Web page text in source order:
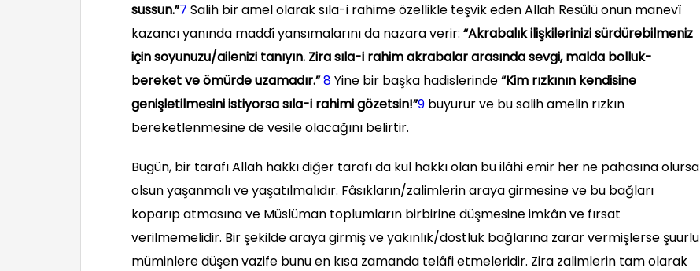
sussun.”7 Salih bir amel olarak sıla-i rahime özellikle teşvik eden Allah Resûlü onun manevî
kazancı yanında maddî yansımalarını da nazara verir: “Akrabalık ilişkilerinizi sürdürebilmeniz
için soyunuzu/ailenizi tanıyın. Zira sıla-i rahim akrabalar arasında sevgi, malda bolluk-
bereket ve ömürde uzamadır.”8Yine bir başka hadislerinde“Kim rızkının kendisine
genişletilmesini istiyorsa sıla-i rahimi gözetsin!”9 buyurur ve bu salih amelin rızkın
bereketlenmesine de vesile olacağını belirtir.
Bugün, bir tarafı Allah hakkı diğer tarafı da kul hakkı olan bu ilâhi emir her ne pahasına olursa
olsun yaşanmalı ve yaşatılmalıdır. Fâsıkların/zalimlerin araya girmesine ve bu bağları
koparıp atmasına ve Müslüman toplumların birbirine düşmesine imkân ve fırsat
verilmemelidir. Bir şekilde araya girmiş ve yakınlık/dostluk bağlarına zarar vermişlerse şuurlu
müminlere düşen vazife bunu en kısa zamanda telâfi etmeleridir. Zira zalimlerin tam olarak